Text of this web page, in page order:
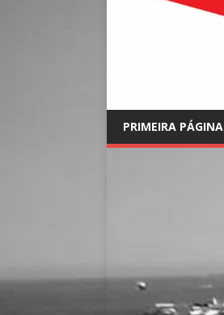
PRIMEIRA PÁGINA